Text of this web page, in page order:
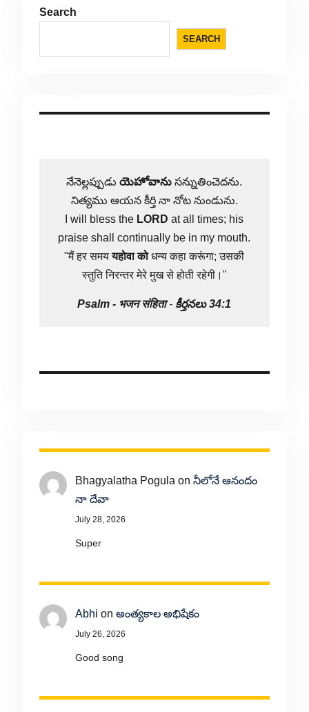
Search
SEARCH
నేనెల్లప్పుడుయెహోవాను సన్నుతించెదను.
నిత్యము ఆయన కీర్తి నా నోట నుండును.
I will bless the LORD at all times; his
praise shall continually be in my mouth.
"मैं हर समययहोवा कोधन्य कहा करूंगा; उसकी
स्तुति निरन्तर मेरे मुख से होती रहेगी।"
Psalm - भजन संहिता- కీర్తనలు 34:1
Bhagyalatha Pogula on నీలోనే ఆనందం
నా దేవా
July 28, 2026
Super
Abhi on అంత్యకాల అభిషేకం
July 26, 2026
Good song